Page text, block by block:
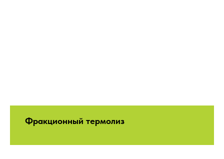
Фракционный термолиз